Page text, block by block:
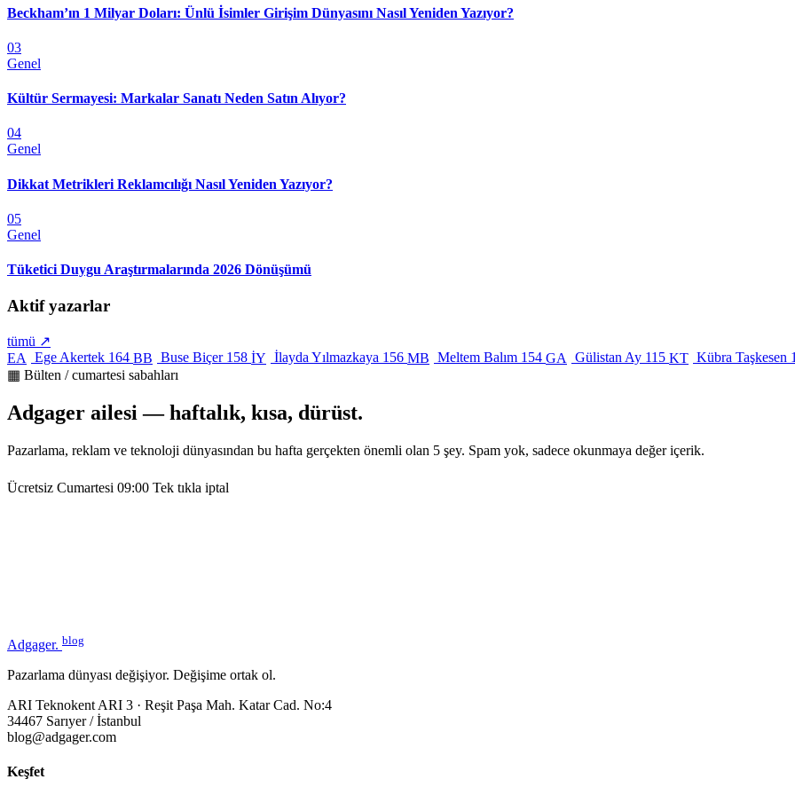
Beckham’ın 1 Milyar Doları: Ünlü İsimler Girişim Dünyasını Nasıl Yeniden Yazıyor?
03
Genel
Kültür Sermayesi: Markalar Sanatı Neden Satın Alıyor?
04
Genel
Dikkat Metrikleri Reklamcılığı Nasıl Yeniden Yazıyor?
05
Genel
Tüketici Duygu Araştırmalarında 2026 Dönüşümü
Aktif yazarlar
tümü ↗
EA Ege Akertek 164 BB Buse Biçer 158 İY İlayda Yılmazkaya 156 MB Meltem Balım 154 GA Gülistan Ay 115 KT Kübra Taşkesen
▦ Bülten / cumartesi sabahları
Adgager ailesi — haftalık, kısa, dürüst.
Pazarlama, reklam ve teknoloji dünyasından bu hafta gerçekten önemli olan 5 şey. Spam yok, sadece okunmaya değer içerik.
Ücretsiz Cumartesi 09:00 Tek tıkla iptal
Adgager. blog
Pazarlama dünyası değişiyor. Değişime ortak ol.
ARI Teknokent ARI 3 · Reşit Paşa Mah. Katar Cad. No:4
34467 Sarıyer / İstanbul
blog@adgager.com
Keşfet